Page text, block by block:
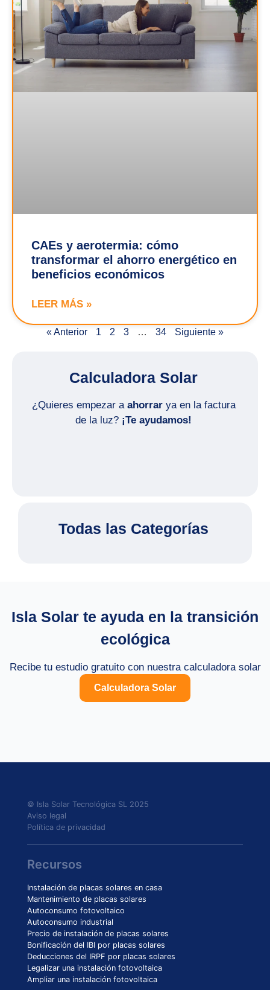
CAEs y aerotermia: cómo
transformar el ahorro energético en
beneficios económicos
LEER MÁS »
« Anterior 1 2 3 … 34 Siguiente »
Calculadora Solar
¿Quieres empezar a ahorrarya en la factura
de la luz? ¡Te ayudamos!
Todas las Categorías
Isla Solar te ayuda en la transición
ecológica
Recibe tu estudio gratuito con nuestra calculadora solar
Calculadora Solar
© Isla Solar Tecnológica SL 2025
Aviso legal
Política de privacidad
Recursos
Instalación de placas solares en casa
Mantenimiento de placas solares
Autoconsumo fotovoltaico
Autoconsumo industrial
Precio de instalación de placas solares
Bonificación del IBI por placas solares
Deducciones del IRPF por placas solares
Legalizar una instalación fotovoltaica
Ampliar una instalación fotovoltaica